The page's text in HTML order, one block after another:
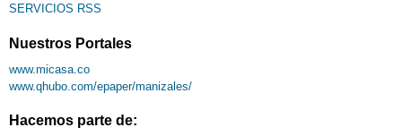
SERVICIOS RSS
Nuestros Portales
www.micasa.co
www.qhubo.com/epaper/manizales/
Hacemos parte de: